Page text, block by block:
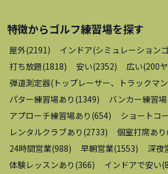
特徴からゴルフ練習場を探す
屋外(2191 ) インドア(シミュレーション
打ち放題(1818) 安い(2352) 広い(200
弾道測定器(トップレーサー、トラックマ
パター練習場あり (1349) バンカー練習場
アプローチ練習場あり (654) ショートコ
レンタルクラブあり (2733) 個室打席あり
24時間営業(988) 早朝営業(1553) 深夜
体験レッスンあり (366) インドアで安い(